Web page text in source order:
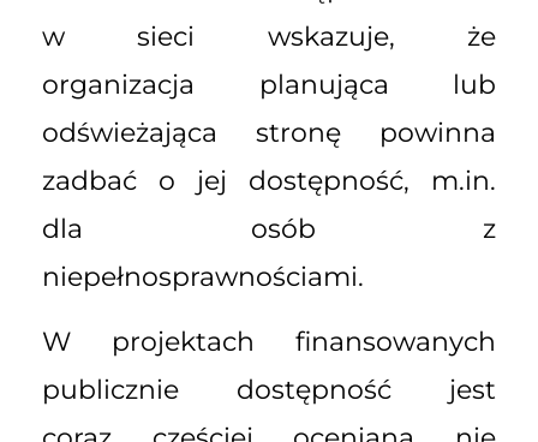
w sieci wskazuje, że
organizacja planująca lub
odświeżająca stronę powinna
zadbać o jej dostępność, m.in.
dla osób z
niepełnosprawnościami.
W projektach finansowanych
publicznie dostępność jest